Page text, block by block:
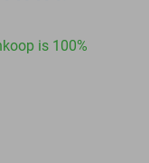
is 100%